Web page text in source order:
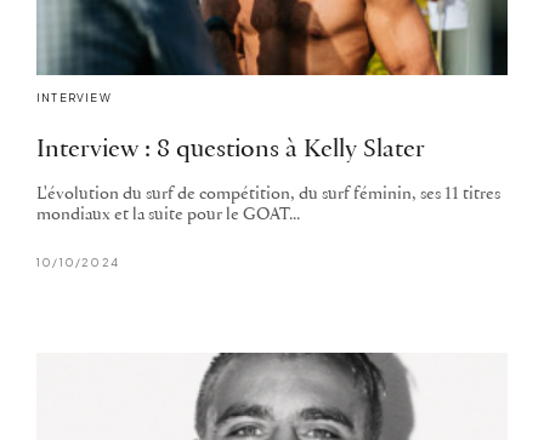
INTERVIEW
Interview : 8 questions à Kelly Slater
L'évolution du surf de compétition, du surf féminin, ses 11 titres
mondiaux et la suite pour le GOAT...
10/10/2024